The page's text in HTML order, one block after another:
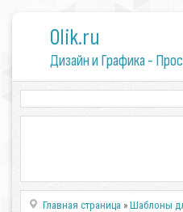
0lik.ru
Дизайн и Графика -
Главная страница »Шаблоны